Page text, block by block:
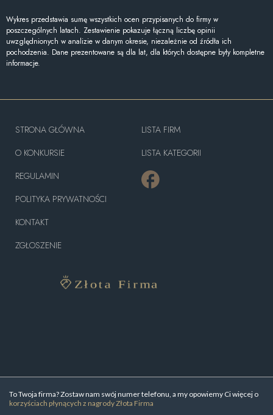
Wykres przedstawia sumę wszystkich ocen przypisanych do firmy w
poszczególnych latach. Zestawienie pokazuje łączną liczbę opinii
uwzględnionych w analizie w danym okresie, niezależnie od źródła ich
pochodzenia. Dane prezentowane są dla lat, dla których dostępne były kompletne
informacje.
To Twoja firma? Zostaw nam swój numer telefonu, a my opowiemy Ci więcej o
korzyściach płynących z nagrody Złota Firma
STRONA GŁÓWNA
O KONKURSIE
REGULAMIN
POLITYKA PRYWATNOŚCI
KONTAKT
ZGŁOSZENIE
LISTA FIRM
LISTA KATEGORII